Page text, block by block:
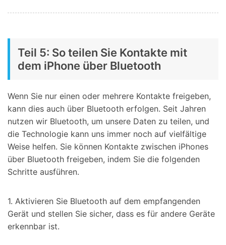
Teil 5: So teilen Sie Kontakte mit
dem iPhone über Bluetooth
Wenn Sie nur einen oder mehrere Kontakte freigeben,
kann dies auch über Bluetooth erfolgen. Seit Jahren
nutzen wir Bluetooth, um unsere Daten zu teilen, und
die Technologie kann uns immer noch auf vielfältige
Weise helfen. Sie können Kontakte zwischen iPhones
über Bluetooth freigeben, indem Sie die folgenden
Schritte ausführen.
1. Aktivieren Sie Bluetooth auf dem empfangenden
Gerät und stellen Sie sicher, dass es für andere Geräte
erkennbar ist.